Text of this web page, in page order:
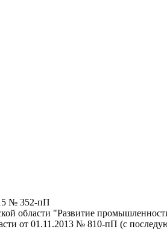
№ 352-пП
области "Развитие
от 01.11.2013 № 810-пП (с